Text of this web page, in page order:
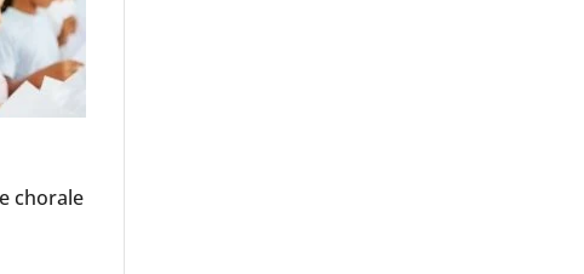
chorale